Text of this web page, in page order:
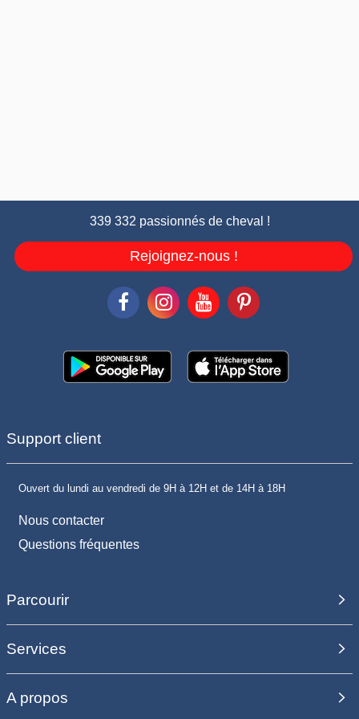
339 332 passionnés de cheval !
Rejoignez-nous !
Support client
Ouvert du lundi au vendredi de 9H à 12H et de 14H à 18H
Nous contacter
Questions fréquentes
Parcourir
Services
A propos